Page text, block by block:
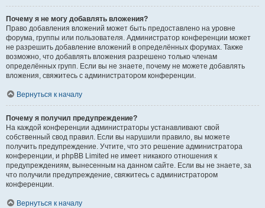
Почему я не могу добавлять вложения?
Право добавления вложений может быть предоставлено на уровне
форума, группы или пользователя. Администратор конференции может
не разрешить добавление вложений в определённых форумах. Также
возможно, что добавлять вложения разрешено только членам
определённых групп. Если вы не знаете, почему не можете добавлять
вложения, свяжитесь с администратором конференции.
Вернуться к началу
Почему я получил предупреждение?
На каждой конференции администраторы устанавливают свой
собственный свод правил. Если вы нарушили правило, вы можете
получить предупреждение. Учтите, что это решение администратора
конференции, и phpBB Limited не имеет никакого отношения к
предупреждениям, вынесенным на данном сайте. Если вы не знаете, за
что получили предупреждение, свяжитесь с администратором
конференции.
Вернуться к началу